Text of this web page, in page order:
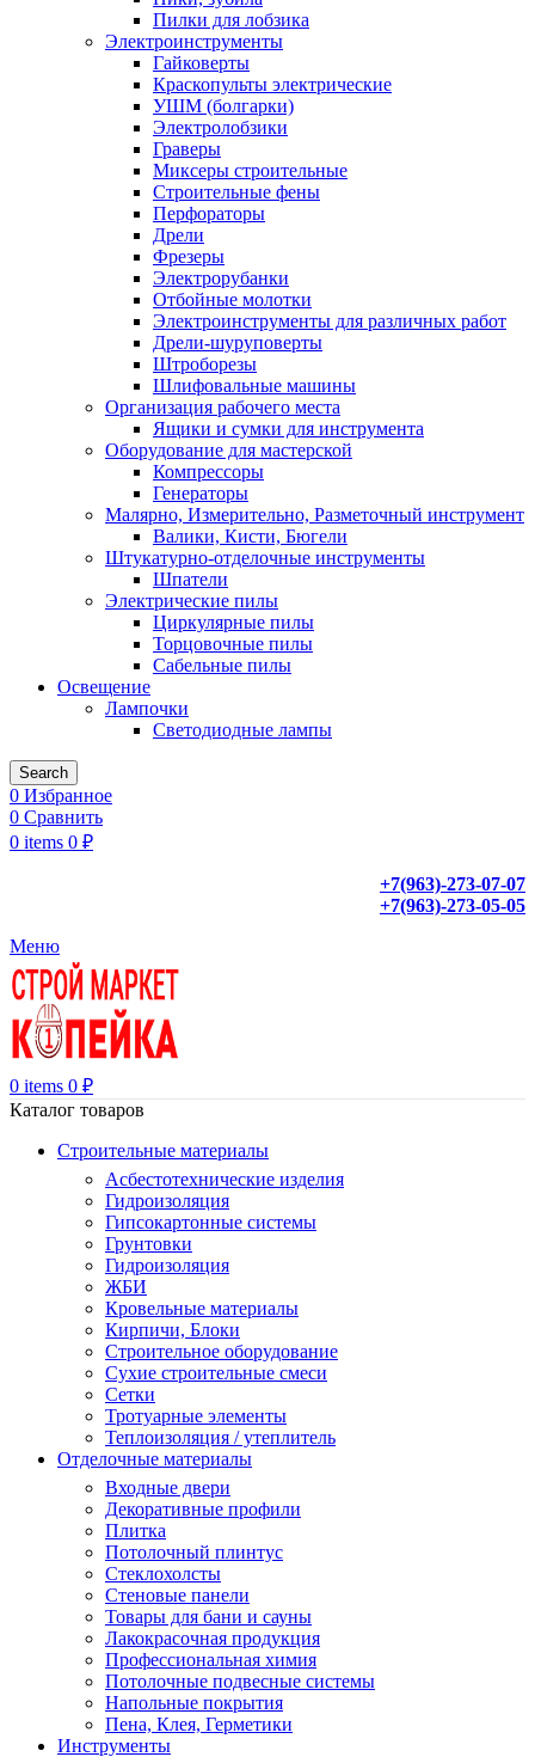
Пилки для лобзика
Электроинструменты
Гайковерты
Краскопульты электрические
УШМ (болгарки)
Электролобзики
Граверы
Миксеры строительные
Строительные фены
Перфораторы
Дрели
Фрезеры
Электрорубанки
Отбойные молотки
Электроинструменты для различных работ
Дрели-шуруповерты
Штроборезы
Шлифовальные машины
Организация рабочего места
Ящики и сумки для инструмента
Оборудование для мастерской
Компрессоры
Генераторы
Малярно, Измерительно, Разметочный инструмент
Валики, Кисти, Бюгели
Штукатурно-отделочные инструменты
Шпатели
Электрические пилы
Циркулярные пилы
Торцовочные пилы
Сабельные пилы
Освещение
Лампочки
Светодиодные лампы
Search
0 Избранное
0 Сравнить
0 items 0 ₽
+7(963)-273-07-07
+7(963)-273-05-05
Меню
0 items 0 ₽
Каталог товаров
Строительные материалы
Асбестотехнические изделия
Гидроизоляция
Гипсокартонные системы
Грунтовки
Гидроизоляция
ЖБИ
Кровельные материалы
Кирпичи, Блоки
Строительное оборудование
Сухие строительные смеси
Сетки
Тротуарные элементы
Теплоизоляция / утеплитель
Отделочные материалы
Входные двери
Декоративные профили
Плитка
Потолочный плинтус
Стеклохолсты
Стеновые панели
Товары для бани и сауны
Лакокрасочная продукция
Профессиональная химия
Потолочные подвесные системы
Напольные покрытия
Пена, Клея, Герметики
Инструменты